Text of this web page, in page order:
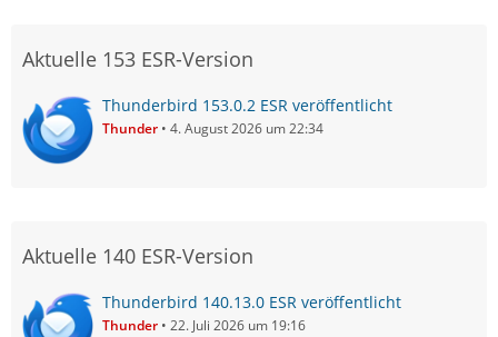
Aktuelle 153 ESR-Version
Thunderbird 153.0.2 ESR veröffentlicht
Thunder 4. August 2026 um 22:34
Aktuelle 140 ESR-Version
Thunderbird 140.13.0 ESR veröffentlicht
Thunder 22. Juli 2026 um 19:16